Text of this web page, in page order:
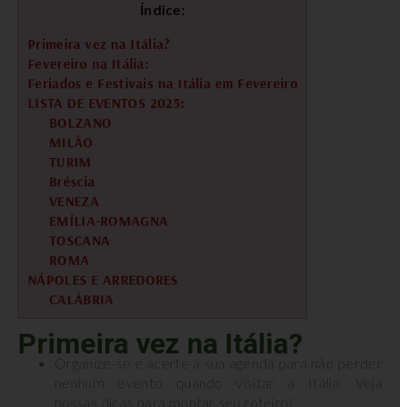
Índice:
Primeira vez na Itália?
Fevereiro na Itália:
Feriados e Festivais na Itália em Fevereiro
LISTA DE EVENTOS 2025:
BOLZANO
MILÃO
TURIM
Bréscia
VENEZA
EMÍLIA-ROMAGNA
TOSCANA
ROMA
NÁPOLES E ARREDORES
CALÁBRIA
Primeira vez na Itália?
Organize-se e acerte a sua agenda para não perder